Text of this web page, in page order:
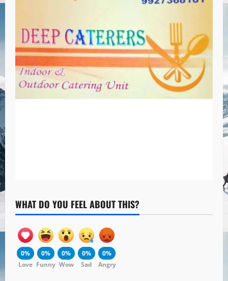
WHAT DO YOU FEEL ABOUT THIS?
0%
Love
0%
Funny
0%
Wow
0%
Sad
0%
Angry